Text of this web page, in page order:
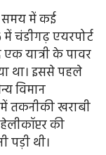
समय में कई
चंडीगढ़ एयरपोर्ट
यात्री के पावर
था। इससे पहले
विमान
में तकनीकी खराबी
की
पड़ी थी।